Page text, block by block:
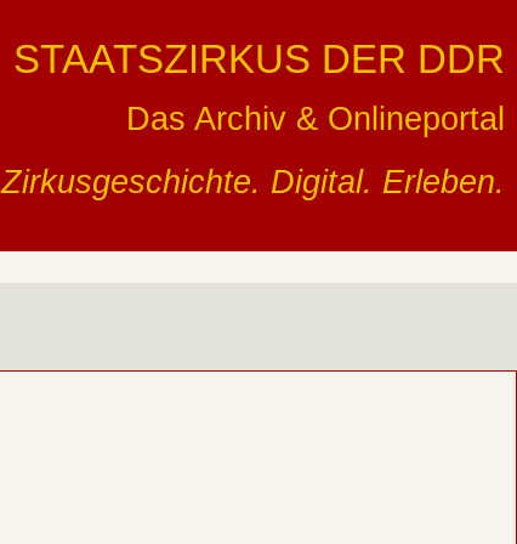
STAATSZIRKUS DER DDR
Das Archiv & Onlineportal
Zirkusgeschichte. Digital. Erleben.